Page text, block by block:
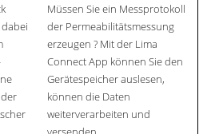
Müssen Sie ein Messprotokoll
der Permeabilitätsmessung
erzeugen ? Mit der Lima
Connect App können Sie den
Gerätespeicher auslesen,
können die Daten
weiterverarbeiten und